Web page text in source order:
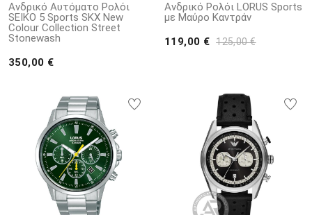
Ανδρικό Αυτόματο Ρολόι
SEIKO 5 Sports SKX New
Colour Collection Street
Stonewash
350,00 €
Ανδρικό Ρολόι LORUS Sports
με Μαύρο Καντράν
119,00 € 125,00 €